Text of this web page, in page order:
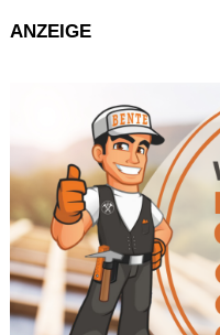
ANZEIGE